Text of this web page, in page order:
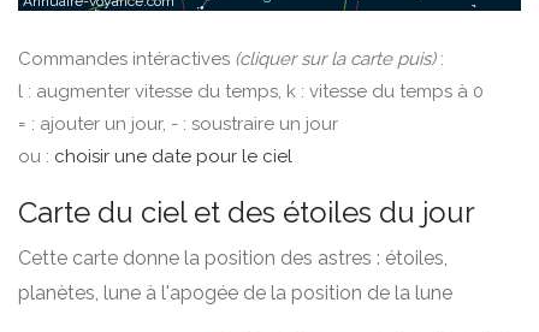
Commandes intéractives (cliquer sur la carte puis):
l : augmenter vitesse du temps, k : vitesse du temps à 0
= : ajouter un jour, - : soustraire un jour
ou : choisir une date pour le ciel
Carte du ciel et des étoiles du jour
Cette carte donne la position des astres : étoiles,
planètes, lune à l'apogée de la position de la lune